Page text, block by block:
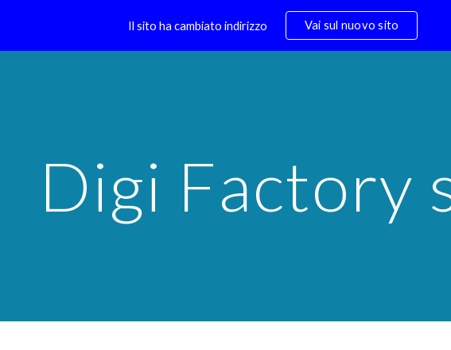
Skip to main content Skip to
Il sito ha cambiato indirizzo Vai sul nuovo sito
Digi Factory